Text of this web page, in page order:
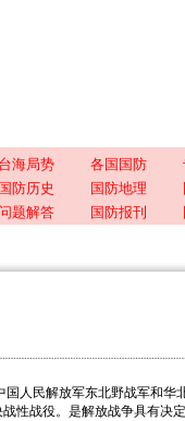
台海局势 各国国防
国防历史 国防地理
问题解答 国防报刊
民解放军东北野战军和华
性战役。是解放战争具有决